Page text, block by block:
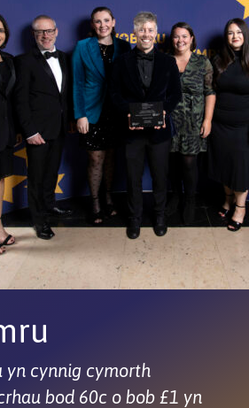
yn cynnig cymorth
bod 60c o bob £1 yn